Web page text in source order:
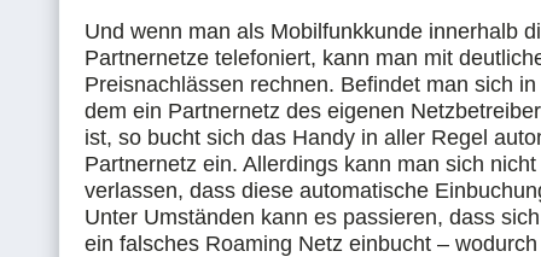
Und wenn man als Mobilfunkkunde innerhalb
Partnernetze telefoniert, kann man mit
Preisnachlässen rechnen. Befindet man sich
dem ein Partnernetz des eigenen
ist, so bucht sich das Handy in aller Regel
Partnernetz ein. Allerdings kann man sich
verlassen, dass diese automatische
Unter Umständen kann es passieren, dass
ein falsches Roaming Netz einbucht –